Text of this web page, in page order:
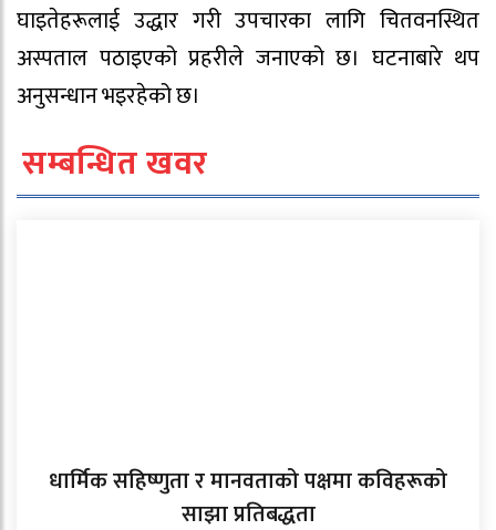
घाइतेहरूलाई उद्धार गरी उपचारका लागि चितवनस्थित
अस्पताल पठाइएको प्रहरीले जनाएको छ। घटनाबारे थप
अनुसन्धान भइरहेको छ।
सम्बन्धित खवर
धार्मिक सहिष्णुता र मानवताको पक्षमा कविहरूको
साझा प्रतिबद्धता